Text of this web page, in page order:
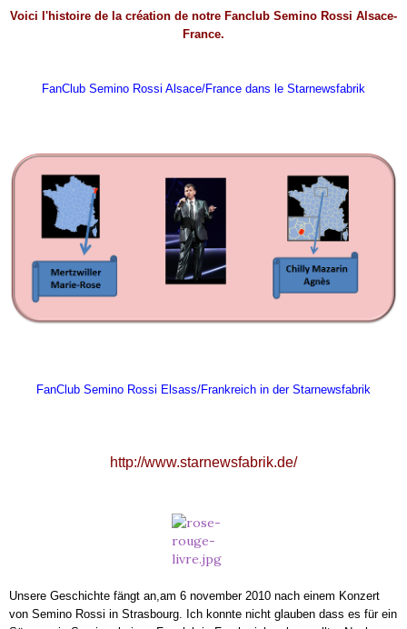
Voici l'histoire de la création de notre Fanclub Semino Rossi Alsace-
France.
FanClub Semino Rossi Alsace/France dans le Starnewsfabri k
FanClub Semino Rossi Elsass/Frankreich in der Starnewsfabrik
http://www.starnewsfabrik.de/
Unsere Geschichte fängt an,am 6 november 2010 nach einem Konzert
von Semino Rossi in Strasbourg. Ich konnte nicht glauben dass es für ein